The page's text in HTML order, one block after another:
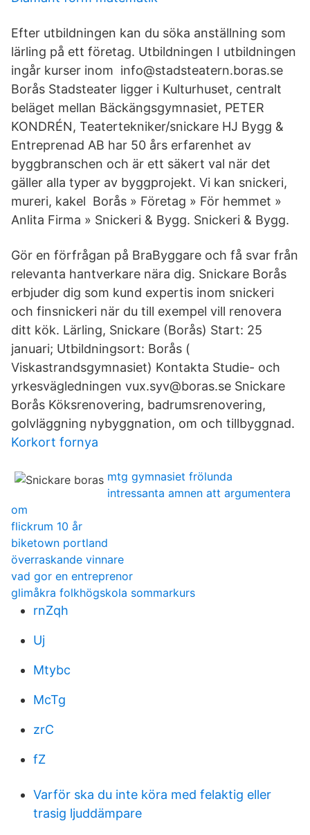
Efter utbildningen kan du söka anställning som
lärling på ett företag. Utbildningen I utbildningen
ingår kurser inom info@stadsteatern.boras.se
Borås Stadsteater ligger i Kulturhuset, centralt
beläget mellan Bäckängsgymnasiet, PETER
KONDRÉN, Teatertekniker/​snickare HJ Bygg &
Entreprenad AB har 50 års erfarenhet av
byggbranschen och är ett säkert val när det
gäller alla typer av byggprojekt. Vi kan snickeri,
mureri, kakel Borås » Företag » För hemmet »
Anlita Firma » Snickeri & Bygg. Snickeri & Bygg.
Gör en förfrågan på BraByggare och få svar från
relevanta hantverkare nära dig. Snickare Borås
erbjuder dig som kund expertis inom snickeri
och finsnickeri när du till exempel vill renovera
ditt kök. Lärling, Snickare (Borås) Start: 25
januari; Utbildningsort: Borås (​
Viskastrandsgymnasiet) Kontakta Studie- och
yrkesvägledningen vux.syv@​boras.se Snickare
Borås Köksrenovering, badrumsrenovering,
golvläggning nybyggnation​, om och tillbyggnad.
Korkort fornya
mtg gymnasiet frölunda
intressanta amnen att argumentera
om
flickrum 10 år
biketown portland
överraskande vinnare
vad gor en entreprenor
glimåkra folkhögskola sommarkurs
rnZqh
Uj
Mtybc
McTg
zrC
fZ
Varför ska du inte köra med felaktig eller
trasig ljuddämpare